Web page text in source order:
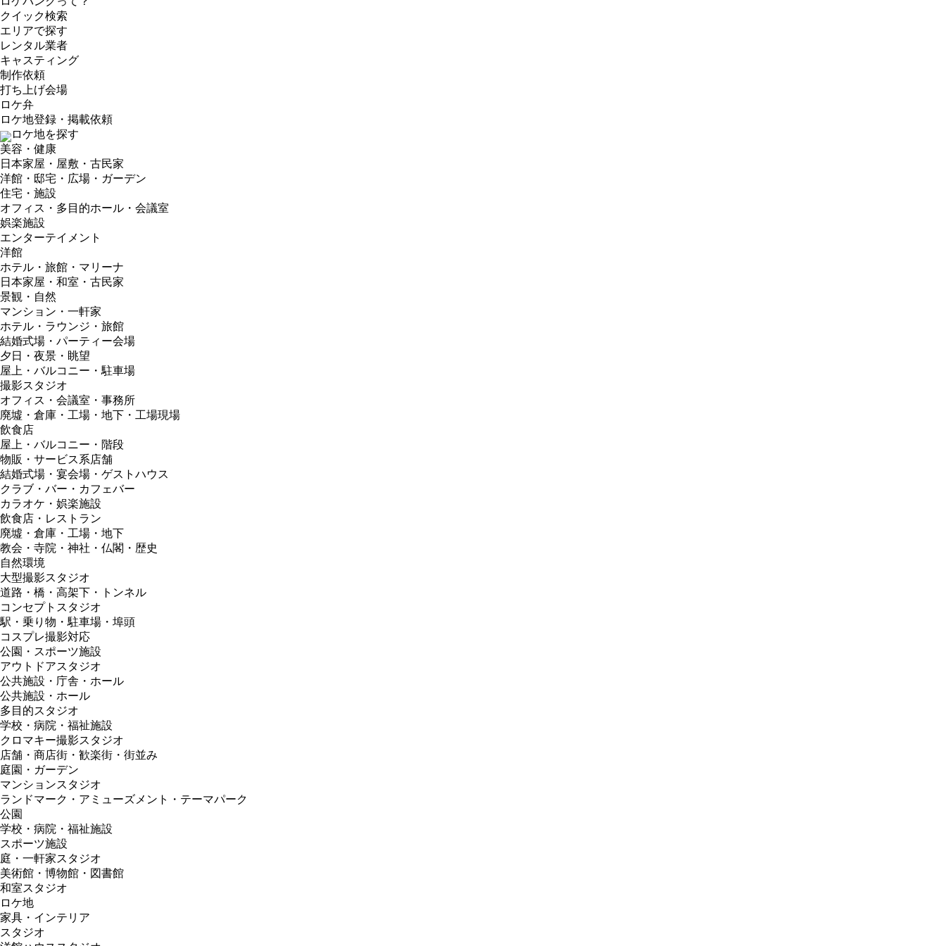
クイック検索
エリアで探す
レンタル業者
キャスティング
制作依頼
打ち上げ会場
ロケ弁
ロケ地登録・掲載依頼
ロケ地を探す
美容・健康
日本家屋・屋敷・古民家
洋館・邸宅・広場・ガーデン
住宅・施設
オフィス・多目的ホール・会議室
娯楽施設
エンターテイメント
洋館
ホテル・旅館・マリーナ
日本家屋・和室・古民家
景観・自然
マンション・一軒家
ホテル・ラウンジ・旅館
結婚式場・パーティー会場
夕日・夜景・眺望
屋上・バルコニー・駐車場
撮影スタジオ
オフィス・会議室・事務所
廃墟・倉庫・工場・地下・工場現場
飲食店
屋上・バルコニー・階段
物販・サービス系店舗
結婚式場・宴会場・ゲストハウス
クラブ・バー・カフェバー
カラオケ・娯楽施設
飲食店・レストラン
廃墟・倉庫・工場・地下
教会・寺院・神社・仏閣・歴史
自然環境
大型撮影スタジオ
道路・橋・高架下・トンネル
コンセプトスタジオ
駅・乗り物・駐車場・埠頭
コスプレ撮影対応
公園・スポーツ施設
アウトドアスタジオ
公共施設・庁舎・ホール
公共施設・ホール
多目的スタジオ
学校・病院・福祉施設
クロマキー撮影スタジオ
店舗・商店街・歓楽街・街並み
庭園・ガーデン
マンションスタジオ
ランドマーク・アミューズメント・テーマパーク
公園
学校・病院・福祉施設
スポーツ施設
庭・一軒家スタジオ
美術館・博物館・図書館
和室スタジオ
ロケ地
家具・インテリア
スタジオ